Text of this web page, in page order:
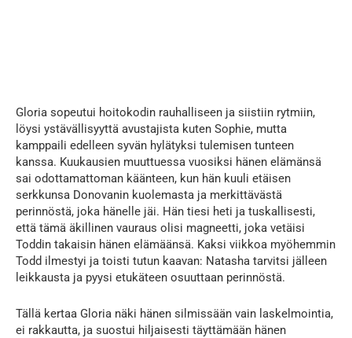
Gloria sopeutui hoitokodin rauhalliseen ja siistiin rytmiin,
löysi ystävällisyyttä avustajista kuten Sophie, mutta
kamppaili edelleen syvän hylätyksi tulemisen tunteen
kanssa. Kuukausien muuttuessa vuosiksi hänen elämänsä
sai odottamattoman käänteen, kun hän kuuli etäisen
serkkunsa Donovanin kuolemasta ja merkittävästä
perinnöstä, joka hänelle jäi. Hän tiesi heti ja tuskallisesti,
että tämä äkillinen vauraus olisi magneetti, joka vetäisi
Toddin takaisin hänen elämäänsä. Kaksi viikkoa myöhemmin
Todd ilmestyi ja toisti tutun kaavan: Natasha tarvitsi jälleen
leikkausta ja pyysi etukäteen osuuttaan perinnöstä.
Tällä kertaa Gloria näki hänen silmissään vain laskelmointia,
ei rakkautta, ja suostui hiljaisesti täyttämään hänen